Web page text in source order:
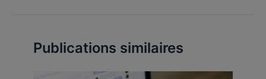
Publications similaires